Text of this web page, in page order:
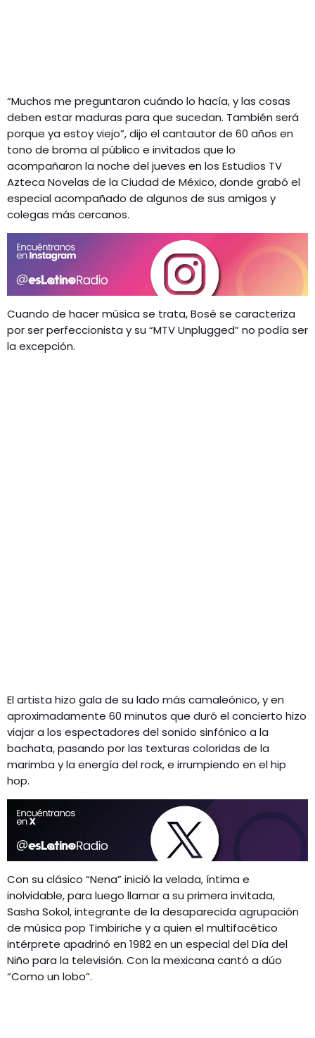
“Muchos me preguntaron cuándo lo hacía, y las cosas
deben estar maduras para que sucedan. También será
porque ya estoy viejo”, dijo el cantautor de 60 años en
tono de broma al público e invitados que lo
acompañaron la noche del jueves en los Estudios TV
Azteca Novelas de la Ciudad de México, donde grabó el
especial acompañado de algunos de sus amigos y
colegas más cercanos.
Cuando de hacer música se trata, Bosé se caracteriza
por ser perfeccionista y su “MTV Unplugged” no podía ser
la excepción.
El artista hizo gala de su lado más camaleónico, y en
aproximadamente 60 minutos que duró el concierto hizo
viajar a los espectadores del sonido sinfónico a la
bachata, pasando por las texturas coloridas de la
marimba y la energía del rock, e irrumpiendo en el hip
hop.
Con su clásico “Nena” inició la velada, íntima e
inolvidable, para luego llamar a su primera invitada,
Sasha Sokol, integrante de la desaparecida agrupación
de música pop Timbiriche y a quien el multifacético
intérprete apadrinó en 1982 en un especial del Día del
Niño para la televisión. Con la mexicana cantó a dúo
“Como un lobo”.